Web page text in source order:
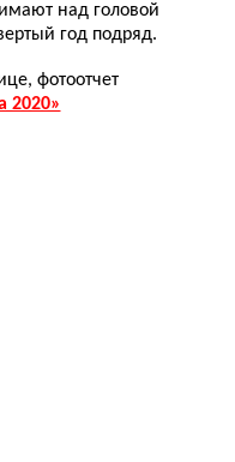
над головой
год подряд.
фотоотчет
2020»